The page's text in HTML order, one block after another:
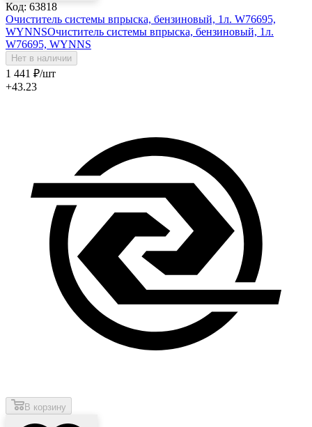
Код: 63818
Очиститель системы впрыска, бензиновый, 1л. W76695,
WYNNSОчиститель системы впрыска, бензиновый, 1л.
W76695, WYNNS
Нет в наличии
1 441 ₽/шт
+43.23
В корзину